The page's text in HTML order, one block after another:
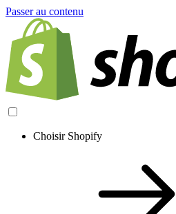
Passer au contenu
Choisir Shopify